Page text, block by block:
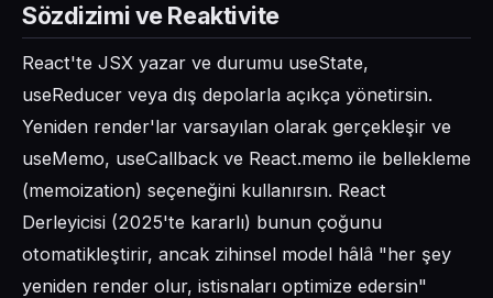
Sözdizimi ve Reaktivite
React'te JSX yazar ve durumu useState,
useReducer veya dış depolarla açıkça yönetirsin.
Yeniden render'lar varsayılan olarak gerçekleşir ve
useMemo, useCallback ve React.memo ile bellekleme
(memoization) seçeneğini kullanırsın. React
Derleyicisi (2025'te kararlı) bunun çoğunu
otomatikleştirir, ancak zihinsel model hâlâ "her şey
yeniden render olur, istisnaları optimize edersin"